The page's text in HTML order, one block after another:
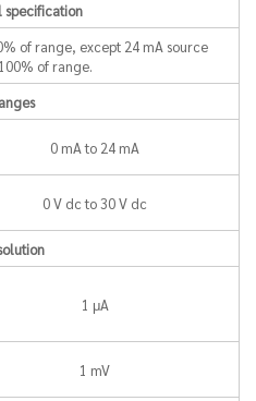
specification
of range, except 24 mA source
of range.
0 mA to 24 mA
0 V dc to 30 V dc
1 μA
1 mV